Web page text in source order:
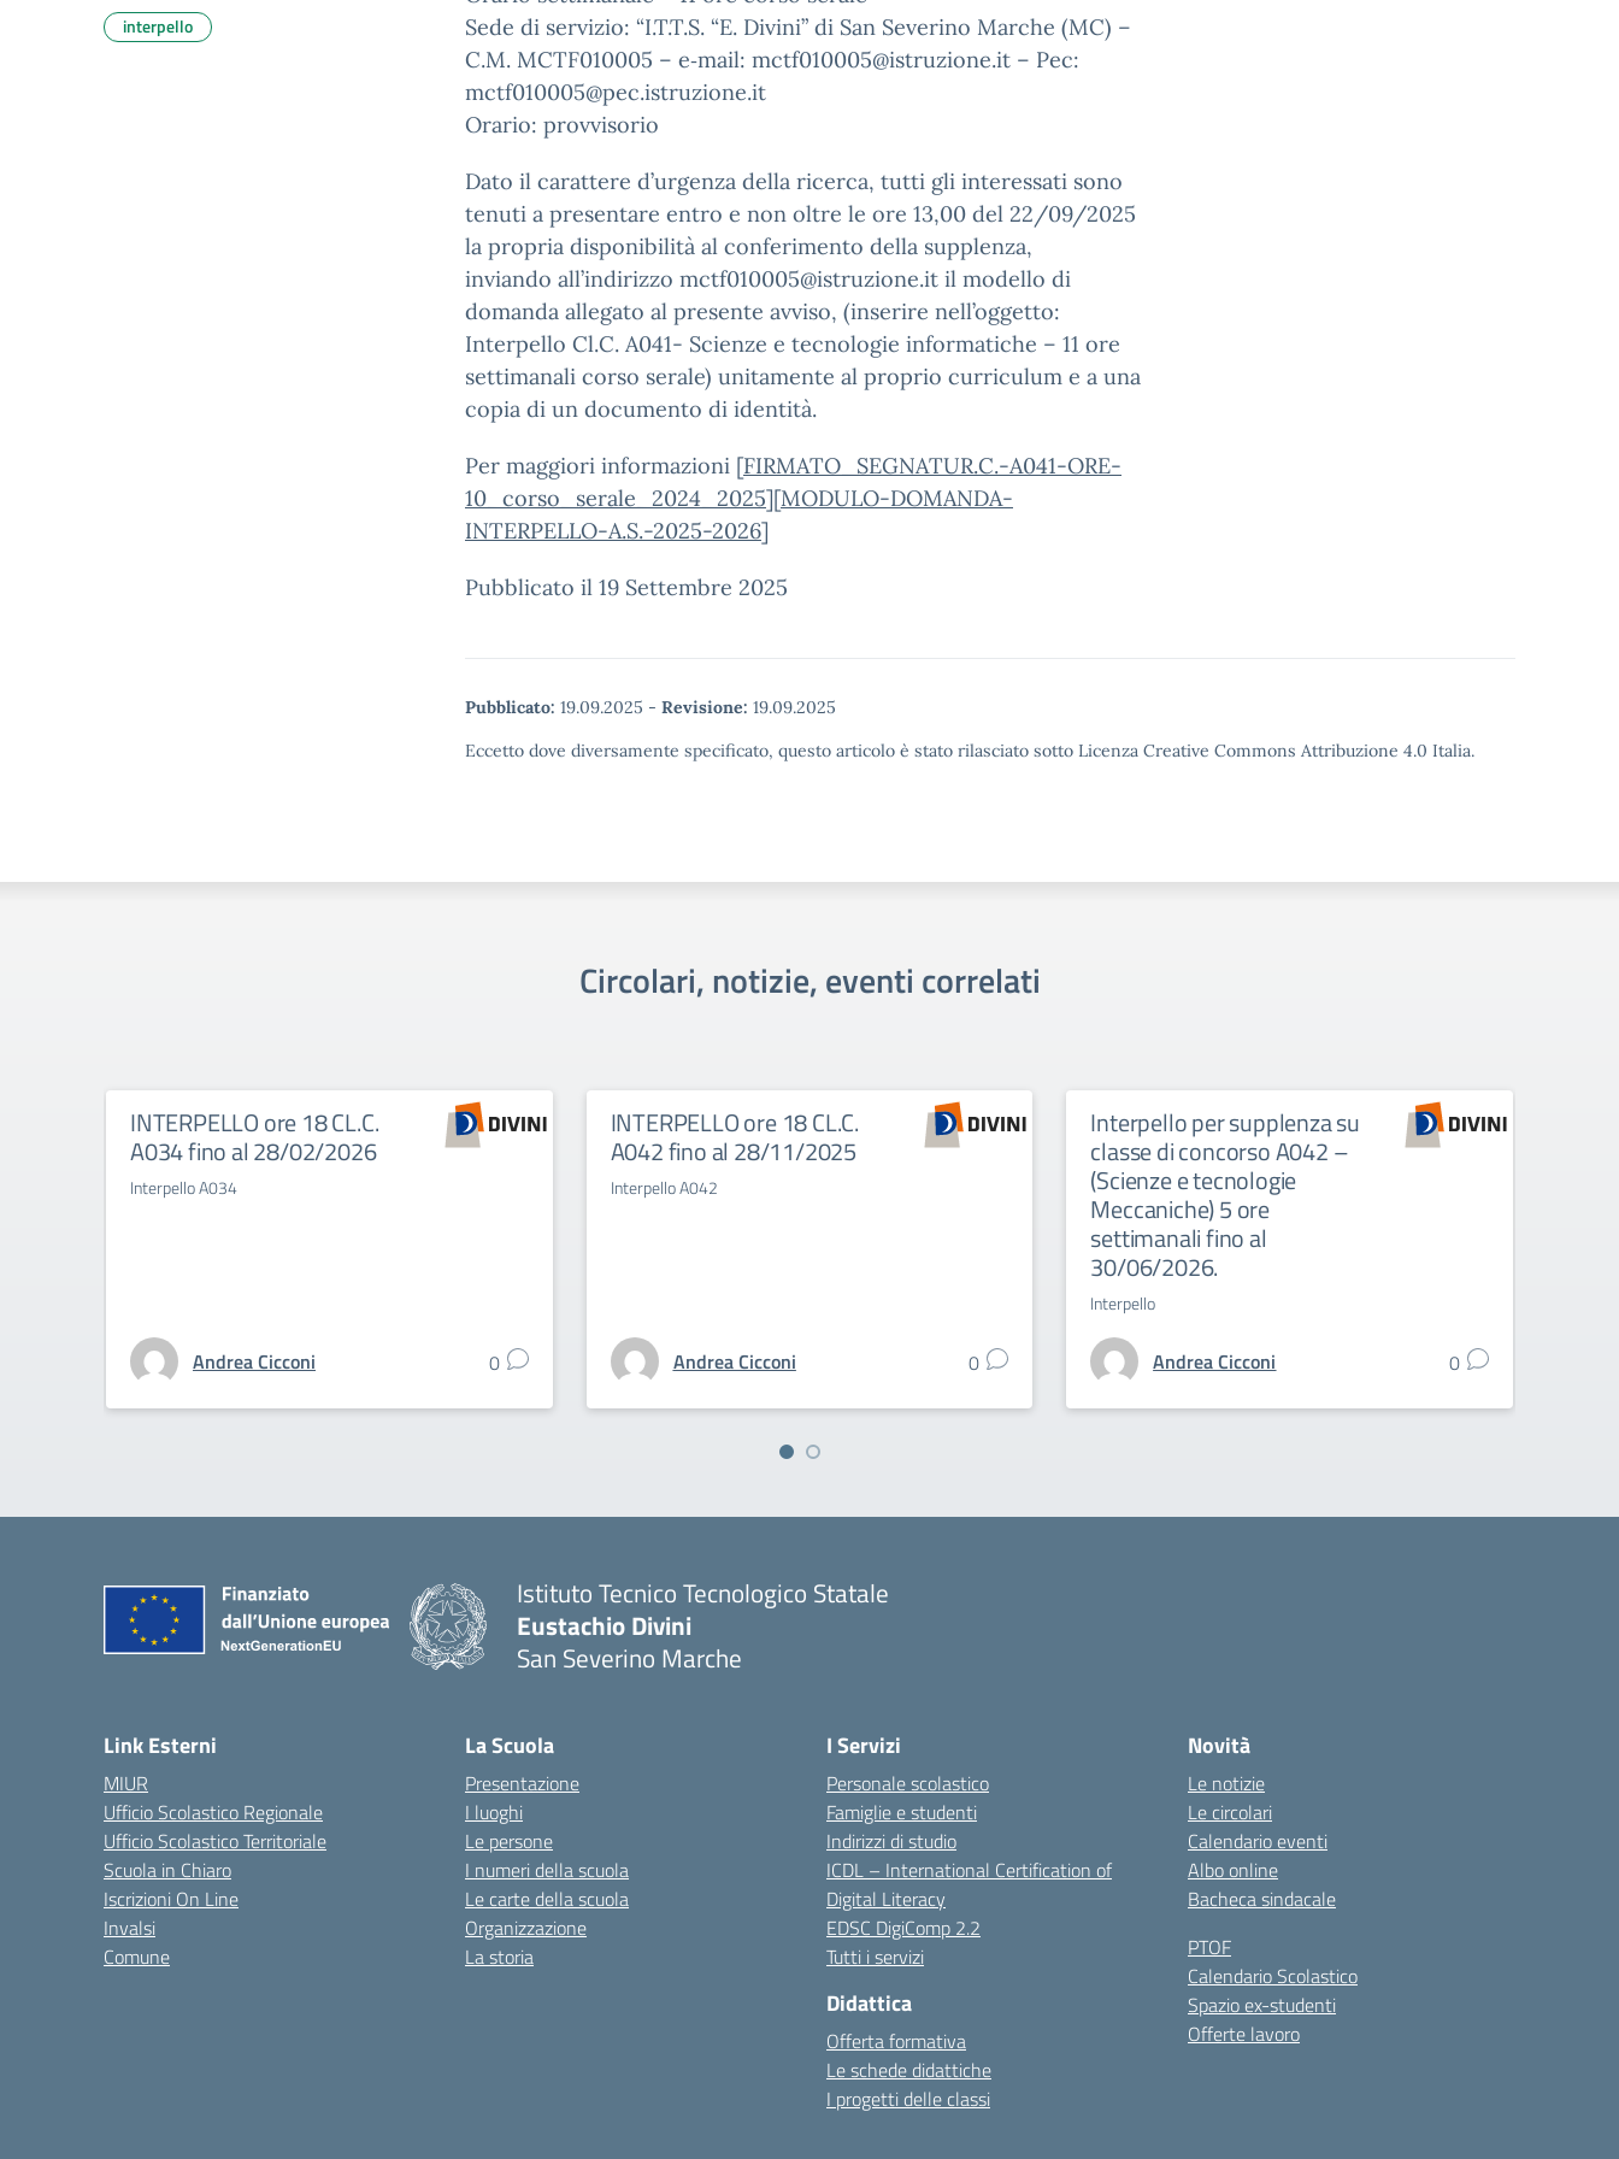
Sede di servizio: “I.T.T.S. “E. Divini” di San Severino Marche (MC) –
C.M. MCTF010005 – e‐mail: mctf010005@istruzione.it – Pec:
mctf010005@pec.istruzione.it
Orario: provvisorio
Dato il carattere d’urgenza della ricerca, tutti gli interessati sono
tenuti a presentare entro e non oltre le ore 13,00 del 22/09/2025
la propria disponibilità al conferimento della supplenza,
inviando all’indirizzo mctf010005@istruzione.it il modello di
domanda allegato al presente avviso, (inserire nell’oggetto:
Interpello Cl.C. A041- Scienze e tecnologie informatiche – 11 ore
settimanali corso serale) unitamente al proprio curriculum e a una
copia di un documento di identità.
Per maggiori informazioni [FIRMATO_SEGNATUR.C.-A041-ORE-
10_corso_serale_2024_2025][MODULO-DOMANDA-
INTERPELLO-A.S.-2025-2026]
Pubblicato il 19 Settembre 2025
Pubblicato: 19.09.2025 - Revisione: 19.09.2025
Eccetto dove diversamente specificato, questo articolo è stato rilasciato sotto Licenza Creative Commons Attribuzione 4.0 Italia.
interpello
Circolari, notizie, eventi correlati
INTERPELLO ore 18 CL.C.
A034 fino al 28/02/2026
Interpello A034
Andrea Cicconi 0
INTERPELLO ore 18 CL.C.
A042 fino al 28/11/2025
Interpello A042
Andrea Cicconi 0
Interpello per supplenza su
classe di concorso A042 –
(Scienze e tecnologie
Meccaniche) 5 ore
settimanali fino al
30/06/2026.
Interpello
Andrea Cicconi 0
Istituto Tecnico Tecnologico Statale
Eustachio Divini
San Severino Marche
Link Esterni
MIUR
Ufficio Scolastico Regionale
Ufficio Scolastico Territoriale
Scuola in Chiaro
Iscrizioni On Line
Invalsi
Comune
La Scuola
Presentazione
I luoghi
Le persone
I numeri della scuola
Le carte della scuola
Organizzazione
La storia
I Servizi
Personale scolastico
Famiglie e studenti
Indirizzi di studio
ICDL – International Certification of
Digital Literacy
EDSC DigiComp 2.2
Tutti i servizi
Didattica
Offerta formativa
Le schede didattiche
I progetti delle classi
Novità
Le notizie
Le circolari
Calendario eventi
Albo online
Bacheca sindacale
PTOF
Calendario Scolastico
Spazio ex-studenti
Offerte lavoro